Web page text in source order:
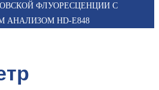
ФЛУОРЕСЦЕНЦИИ С
HD-E848